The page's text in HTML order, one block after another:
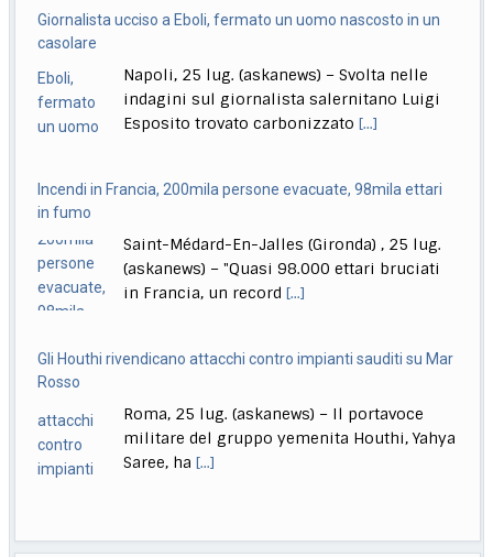
produzioni
Venezia, 25 lug. (askanews) – Per Sir Wayne McGregor
il 2026 è l’ultimo anno alla[...]
in fumo
(askanews) – "Quasi 98.000 ettari bruciati
in Francia, un record[...]
Rosso
militare del gruppo yemenita Houthi, Yahya
Saree, ha[...]
e Avila
(askanews) – Le impressionanti immagini
aeree fornite dalla Guardia[...]
Roma, 25 lug. (askanews) – Gli studenti